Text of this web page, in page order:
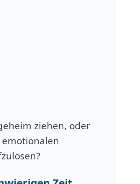
ziehen, oder